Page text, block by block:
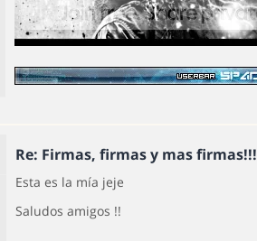
Re: Firmas, firmas y mas firmas!!!
Esta es la mía jeje
Saludos amigos !!